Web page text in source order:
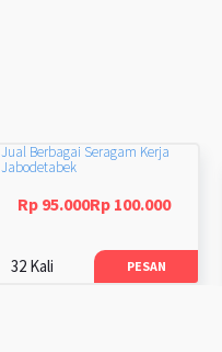
Jual Berbagai Seragam Kerja
Jabodetabek
Rp 95.000Rp 100.000
32 Kali PESAN